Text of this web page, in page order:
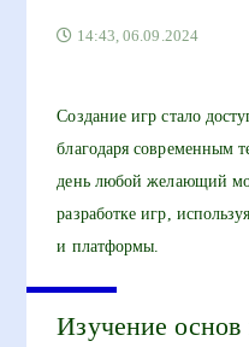
14:43, 06.09.2024
Создание игр стало
благодаря современным
день любой желающий
разработке игр,
и платформы.
Изучение